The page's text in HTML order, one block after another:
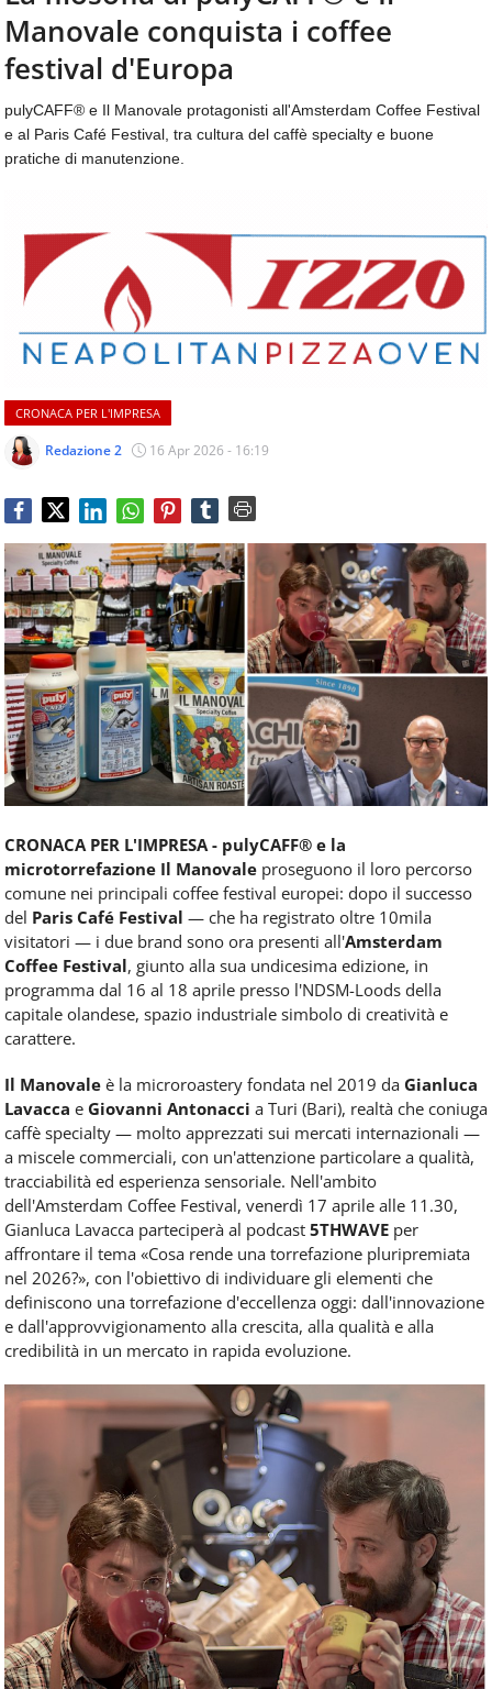
aggiornamenti
quotidiani
temi
come
ospitalità,
ristorazione,
catering
e
articoli
sul
mondo
dei
consumi
fuoricasa,
del
Food
Service
e
tutte
le
novità
del
comparto
Horeca.
CONTATTI
Manovale conquista i coffee
festival d'Europa
pulyCAFF® e Il Manovale protagonisti all'Amsterdam Coffee Festival
e al Paris Café Festival, tra cultura del caffè specialty e buone
pratiche di manutenzione.
CRONACA PER L'IMPRESA
Redazione 2 16 Apr 2026 - 16:19
CRONACA PER L'IMPRESA - pulyCAFF® e la
microtorrefazione Il Manovale proseguono il loro percorso
comune nei principali coffee festival europei: dopo il successo
del Paris Café Festival — che ha registrato oltre 10mila
visitatori — i due brand sono ora presenti all'Amsterdam
Coffee Festival, giunto alla sua undicesima edizione, in
programma dal 16 al 18 aprile presso l'NDSM-Loods della
capitale olandese, spazio industriale simbolo di creatività e
carattere.
Il Manovale è la microroastery fondata nel 2019 da Gianluca
Lavacca e Giovanni Antonacci a Turi (Bari), realtà che coniuga
caffè specialty — molto apprezzati sui mercati internazionali —
a miscele commerciali, con un'attenzione particolare a qualità,
tracciabilità ed esperienza sensoriale. Nell'ambito
dell'Amsterdam Coffee Festival, venerdì 17 aprile alle 11.30,
Gianluca Lavacca parteciperà al podcast 5THWAVE per
affrontare il tema «Cosa rende una torrefazione pluripremiata
nel 2026?», con l'obiettivo di individuare gli elementi che
definiscono una torrefazione d'eccellenza oggi: dall'innovazione
e dall'approvvigionamento alla crescita, alla qualità e alla
credibilità in un mercato in rapida evoluzione.